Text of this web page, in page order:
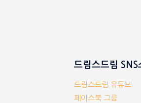
드림스드림 SNS
드림스드림 유튜브
페이스북 그룹